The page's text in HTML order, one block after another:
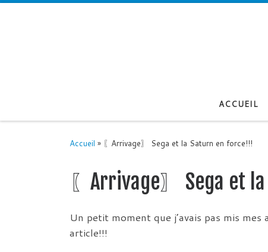
ACCUEIL
Accueil » 〖Arrivage〗 Sega et la Saturn en force!!!
〖Arrivage〗 Sega et
Un petit moment que j’avais pas mis
article!!!